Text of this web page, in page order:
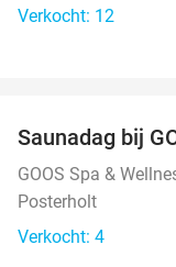
Verkocht: 12
TODAY
Saunadag bij
GOOS Spa &
Posterholt
Verkocht: 4